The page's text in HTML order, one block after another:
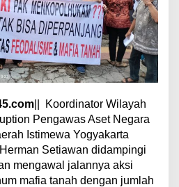
s
i
D
a
m
a
i
o
r
b
a
n
O
k
|| Koordinator Wilayah
Pengawas Aset Negara
Istimewa Yogyakarta
Setiawan didampingi
mengawal jalannya aksi
mafia tanah dengan jumlah